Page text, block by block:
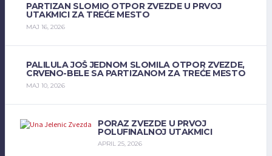
PARTIZAN SLOMIO OTPOR ZVEZDE U PRVOJ
UTAKMICI ZA TREĆE MESTO
MAJ 16, 2026
PALILULA JOŠ JEDNOM SLOMILA OTPOR ZVEZDE,
CRVENO-BELE SA PARTIZANOM ZA TREĆE MESTO
MAJ 10, 2026
PORAZ ZVEZDE U PRVOJ
POLUFINALNOJ UTAKMICI
APRIL 25, 2026